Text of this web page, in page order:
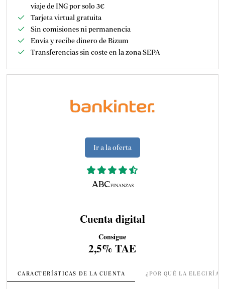
viaje de ING por solo 3€
Tarjeta virtual gratuita
Sin comisiones ni permanencia
Envía y recibe dinero de Bizum
Transferencias sin coste en la zona SEPA
Ir a la oferta
Cuenta digital
Consigue
2,5% TAE
CARACTERÍSTICAS DE LA CUENTA ¿POR QUÉ LA